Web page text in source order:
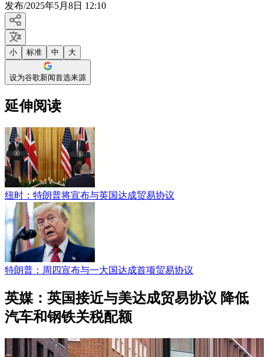
发布/2025年5月8日 12:10
小 标准 中 大
设为谷歌新闻首选来源
延伸阅读
纽时：特朗普将宣布与英国达成贸易协议
特朗普：周四宣布与一大国达成首项贸易协议
英媒：英国接近与美达成贸易协议 降低
汽车和钢铁关税配额